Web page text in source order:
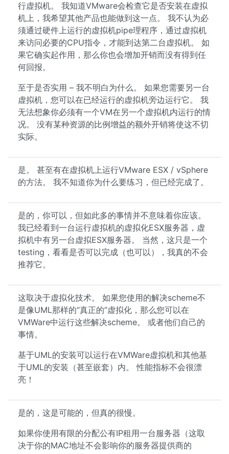
行虚拟机。 我知道VMware会检查它是否安装在虚拟
机上，我希望其他产品也能做到这一点。 我不认为必
须通过硬件上运行的虚拟机pipe理程序，通过虚拟机
来访问必要的CPU指令，才能到达第二台虚拟机。 如
果它确实起作用，那么你也会增加开销而没有得到任
何回报。
至于是否实用 – 我不明白为什么。 如果您需要另一台
虚拟机，您可以在已经运行的虚拟机旁边运行它。 我
无法想象你必须有一个VM在另一个虚拟机内运行的情
况。 没有某种资源的比例增益的额外开销将使这不切
实际。
是。 甚至有在虚拟机上运行VMware ESX / vSphere
的方法。 我不知道你为什么要练习，但已经完成了。
是的，你可以，但如此多的事情并不意味着你应该。
我已经看到一台运行虚拟机的虚拟化ESX服务器，虚
拟机中有另一台虚拟ESX服务器。 当然，这只是一个
testing，看看是否可以完成（也可以），我真的不会
推荐它。
这取决于虚拟化技术。 如果您使用的解决scheme不
是像UML那样的“真正的”虚拟化，那么您可以在
VMWare中运行这些解决scheme。 或者他们自己的
事情。
基于UML的安装可以运行在VMWare虚拟机和其他基
于UML的安装（甚至嵌套）内。 性能指标不会很漂
亮！
是的，这是可能的，但真的很慢。
如果你使用有限的分配公有IP租用一台服务器（这取
决于你的MAC地址不会影响你的服务器提供商的